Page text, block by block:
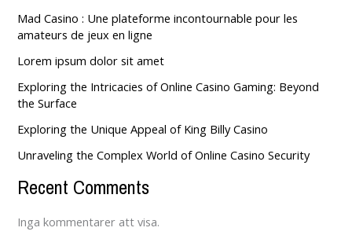
Mad Casino : Une plateforme incontournable pour les
amateurs de jeux en ligne
Lorem ipsum dolor sit amet
Exploring the Intricacies of Online Casino Gaming: Beyond
the Surface
Exploring the Unique Appeal of King Billy Casino
Unraveling the Complex World of Online Casino Security
Recent Comments
Inga kommentarer att visa.